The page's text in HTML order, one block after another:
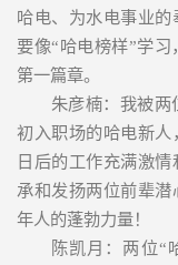
哈电、为水电事业
要像“哈电榜样”学
第一篇章。
朱彦楠：我被两
初入职场的哈电新
日后的工作充满激
承和发扬两位前辈
年人的蓬勃力量！
陈凯月：两位“